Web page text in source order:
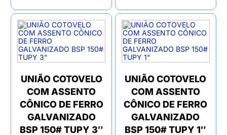
UNIÃO COTOVELO
COM ASSENTO
CÔNICO DE FERRO
GALVANIZADO
BSP 150# TUPY 3″
UNIÃO COTOVELO
COM ASSENTO
CÔNICO DE FERRO
GALVANIZADO
BSP 150# TUPY 1″